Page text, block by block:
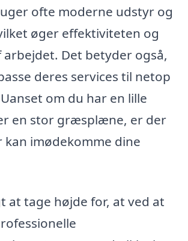
ofte moderne udstyr og
øger effektiviteten og
Det betyder også,
deres services til netop
om du har en lille
en stor græsplæne, er der
imødekomme dine
at tage højde for, at ved at